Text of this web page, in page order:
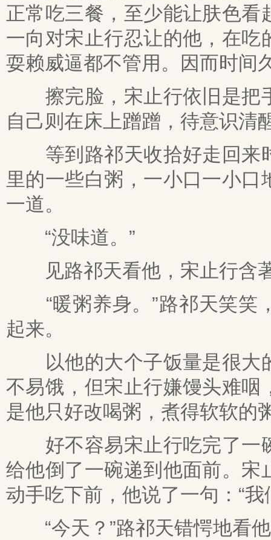
正常吃三餐，至少能让肤色
一向对宋止行忍让的他，在
耍赖威逼都不管用。因而时间
擦完脸，宋止行依旧是把
自己则在床上蹭蹭，待意识清
等到路祁天收拾好走回来
里的一些白粥，一小口一小
一道。
“没味道。”
见路祁天看他，宋止行含
“暖粥养身。”路祁天笑笑
起来。
以他的大个子饭量是很大
不易饿，但宋止行嫌馒头难
是他只好改喝粥，煮得软软的
好不容易宋止行吃完了一
给他倒了一碗递到他面前。
动手吃下前，他说了一句：“
“今天？”路祁天错愕地看